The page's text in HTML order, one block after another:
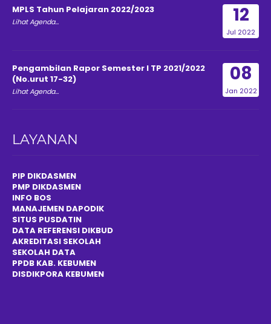
12
Jul 2022
MPLS Tahun Pelajaran 2022/2023
Lihat Agenda...
08
Jan 2022
Pengambilan Rapor Semester I TP 2021/2022
(No.urut 17-32)
Lihat Agenda...
LAYANAN
PIP DIKDASMEN
PMP DIKDASMEN
INFO BOS
MANAJEMEN DAPODIK
SITUS PUSDATIN
DATA REFERENSI DIKBUD
AKREDITASI SEKOLAH
SEKOLAH DATA
PPDB KAB. KEBUMEN
DISDIKPORA KEBUMEN